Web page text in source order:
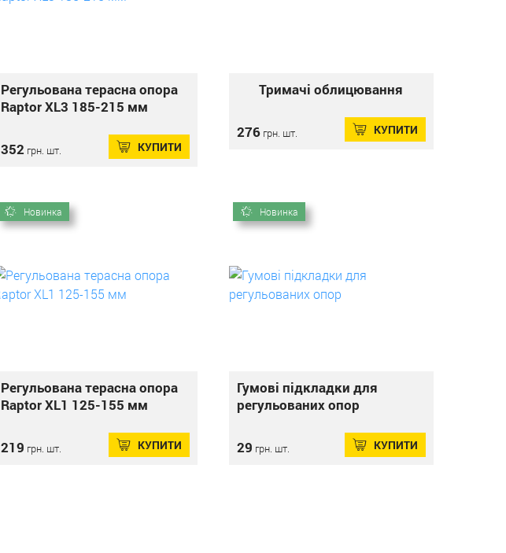
Регульована терасна опора
Raptor XL3 185-215 мм
352 грн. шт. КУПИТИ
Тримачі облицювання
276грн. шт. КУПИТИ
Новинка
Регульована терасна опора
Raptor XL1 125-155 мм
219 грн. шт. КУПИТИ
Новинка
Гумові підкладки для
регульованих опор
29 грн. шт. КУПИТИ